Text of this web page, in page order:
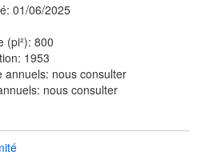
01/06/2025
(pi²): 800
1953
annuels: nous consulter
nous consulter